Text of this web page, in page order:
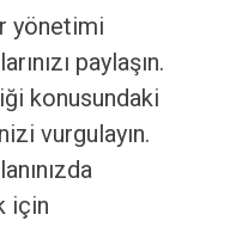
yönetimi
paylaşın.
konusundaki
vurgulayın.
için